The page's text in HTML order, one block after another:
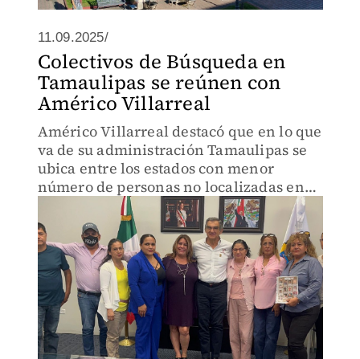
11.09.2025/
Colectivos de Búsqueda en
Tamaulipas se reúnen con
Américo Villarreal
Américo Villarreal destacó que en lo que
va de su administración Tamaulipas se
ubica entre los estados con menor
número de personas no localizadas en
los últimos tres años.